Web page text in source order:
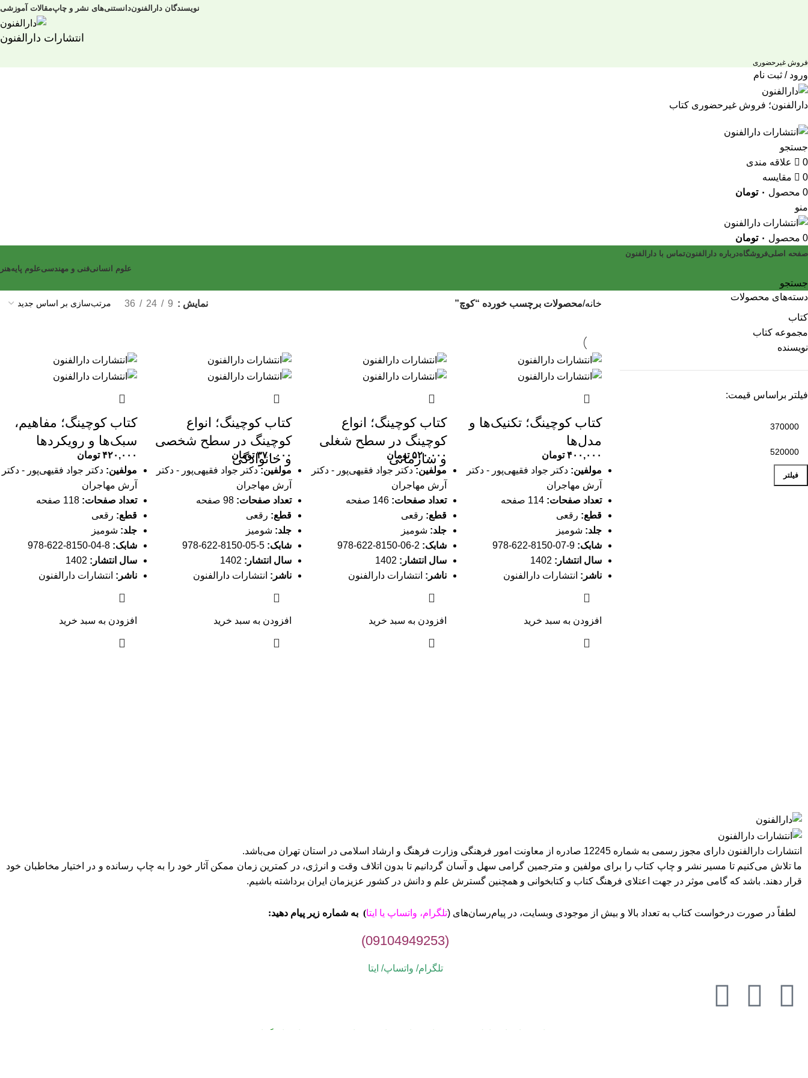
نویسندگان دارالفنوندانستنی‌های نشر و چاپمقالات آموزشی
انتشارات دارالفنون
فروش غیرحضوری
ورود / ثبت نام
دارالفنون؛ فروش غیرحضوری کتاب
جستجو
0
علاقه مندی
0
مقایسه
0 محصول ۰ تومان
منو
0 محصول ۰ تومان
صفحه اصلیفروشگاهدرباره دارالفنونتماس با دارالفنون
علوم انسانیفنی و مهندسیعلوم پایههنر
جستجو
دسته‌های محصولات
کتاب
مجموعه کتاب
نویسنده
فیلتر براساس قیمت:
فیلتر
خانه محصولات برچسب خورده “کوچ” نمایش 9
24
36
کتاب کوچینگ؛ تکنیک‌ها و
مدل‌ها
۴۰۰,۰۰۰ تومان
مولفین:دکتر جواد فقیهی‌پور - دکتر
آرش مهاجران
تعداد صفحات: 114 صفحه
قطع: رقعی
جلد: شومیز
شابک: 9-07-8150-622-978
سال انتشار:
ناشر: انتشارات دارالفنون
افزودن به سبد خرید
کتاب کوچینگ؛ انواع
کوچینگ در سطح شغلی
و سازمانی
۵۲۰,۰۰۰ تومان
مولفین:دکتر جواد فقیهی‌پور - دکتر
آرش مهاجران
تعداد صفحات: 146 صفحه
قطع: رقعی
جلد: شومیز
شابک:
سال انتشار:
ناشر: انتشارات دارالفنون
افزودن به سبد خرید
کتاب کوچینگ؛ انواع
کوچینگ در سطح شخصی
و خانوادگی
۳۷۰,۰۰۰ تومان
مولفین:دکتر جواد فقیهی‌پور - دکتر
آرش مهاجران
تعداد صفحات:
قطع: رقعی
جلد: شومیز
شابک:
سال انتشار:
ناشر: انتشارات دارالفنون
افزودن به سبد خرید
کتاب کوچینگ؛ مفاهیم،
سبک‌ها و رویکردها
۴۲۰,۰۰۰ تومان
مولفین:دکتر جواد فقیهی‌پور - دکتر
آرش مهاجران
تعداد صفحات: 118 صفحه
قطع: رقعی
جلد: شومیز
شابک: 8-04-8150-622-978
سال انتشار:
ناشر: انتشارات دارالفنون
افزودن به سبد خرید
انتشارات دارالفنون دارای مجوز رسمی به شماره 12245 صادره از معاونت امور فرهنگی وزارت فرهنگ و ارشاد اسلامی در استان تهران می‌باشد.
ما تلاش می‌کنیم تا مسیر نشر و چاپ کتاب را برای مولفین و مترجمین گرامی سهل و آسان گردانیم تا بدون اتلاف وقت و انرژی، در کمترین زمان ممکن آثار خود را به چاپ رسانده و در اختیار مخاطبان خود
قرار دهند. باشد که گامی موثر در جهت اعتلای فرهنگ کتاب و کتابخوانی و همچنین گسترش علم و دانش در کشور عزیزمان ایران برداشته باشیم.
لطفاً در صورت درخواست کتاب به تعداد بالا و بیش از موجودی وبسایت، در پیام‌رسان‌های (تلگرام، واتساپ یا ایتا) به شماره زیر پیام دهید:
(09104949253)
تلگرام/ واتساپ/ ایتا